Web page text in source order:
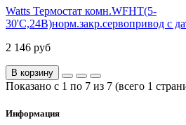
Watts Термостат комн.WFHT(5-
30'С,24В)норм.закр.сервопривод с
2 146 руб
В корзину
Показано с 1 по 7 из 7 (всего 1
Информация